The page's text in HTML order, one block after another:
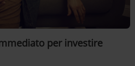
per investire